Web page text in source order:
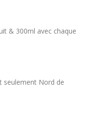
& 300ml avec chaque
seulement Nord de